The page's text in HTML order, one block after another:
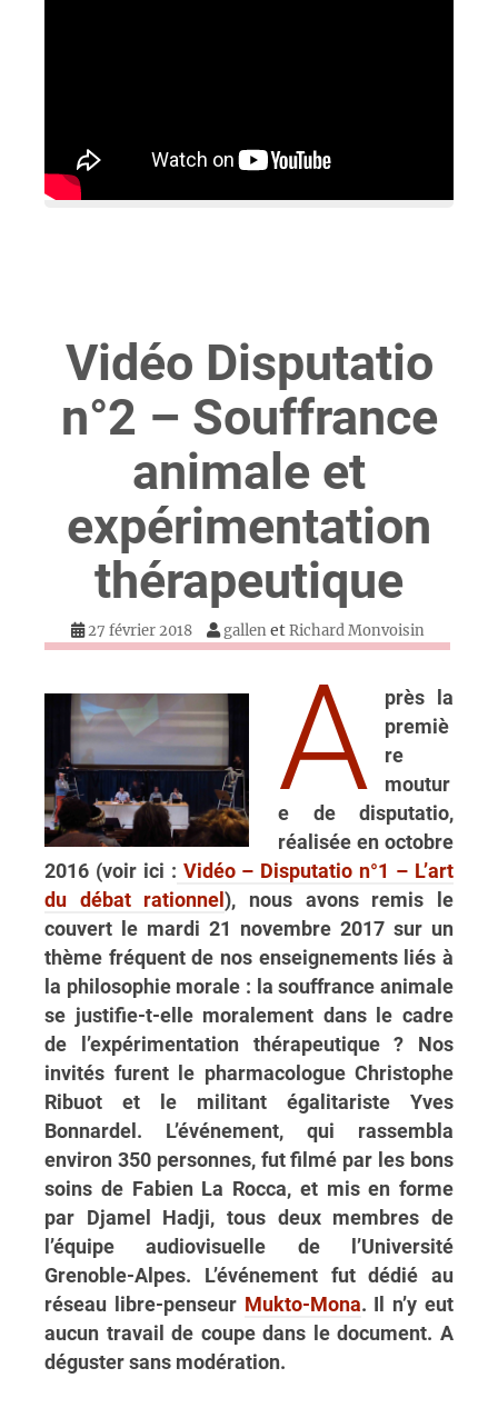
Vidéo Disputatio
n°2 – Souffrance
animale et
expérimentation
thérapeutique
27 février 2018 gallenetRichard Monvoisin
A
près la
premiè
re
moutur
e de disputatio,
réalisée en octobre
2016 (voir ici : Vidéo – Disputatio n°1 – L’art
du débat rationnel), nous avons remis le
couvert le mardi 21 novembre 2017 sur un
thème fréquent de nos enseignements liés à
la philosophie morale : la souffrance animale
se justifie-t-elle moralement dans le cadre
de l’expérimentation thérapeutique ? Nos
invités furent le pharmacologue Christophe
Ribuot et le militant égalitariste Yves
Bonnardel. L’événement, qui rassembla
environ 350 personnes, fut filmé par les bons
soins de Fabien La Rocca, et mis en forme
par Djamel Hadji, tous deux membres de
l’équipe audiovisuelle de l’Université
Grenoble-Alpes. L’événement fut dédié au
réseau libre-penseur Mukto-Mona. Il n’y eut
aucun travail de coupe dans le document. A
déguster sans modération.